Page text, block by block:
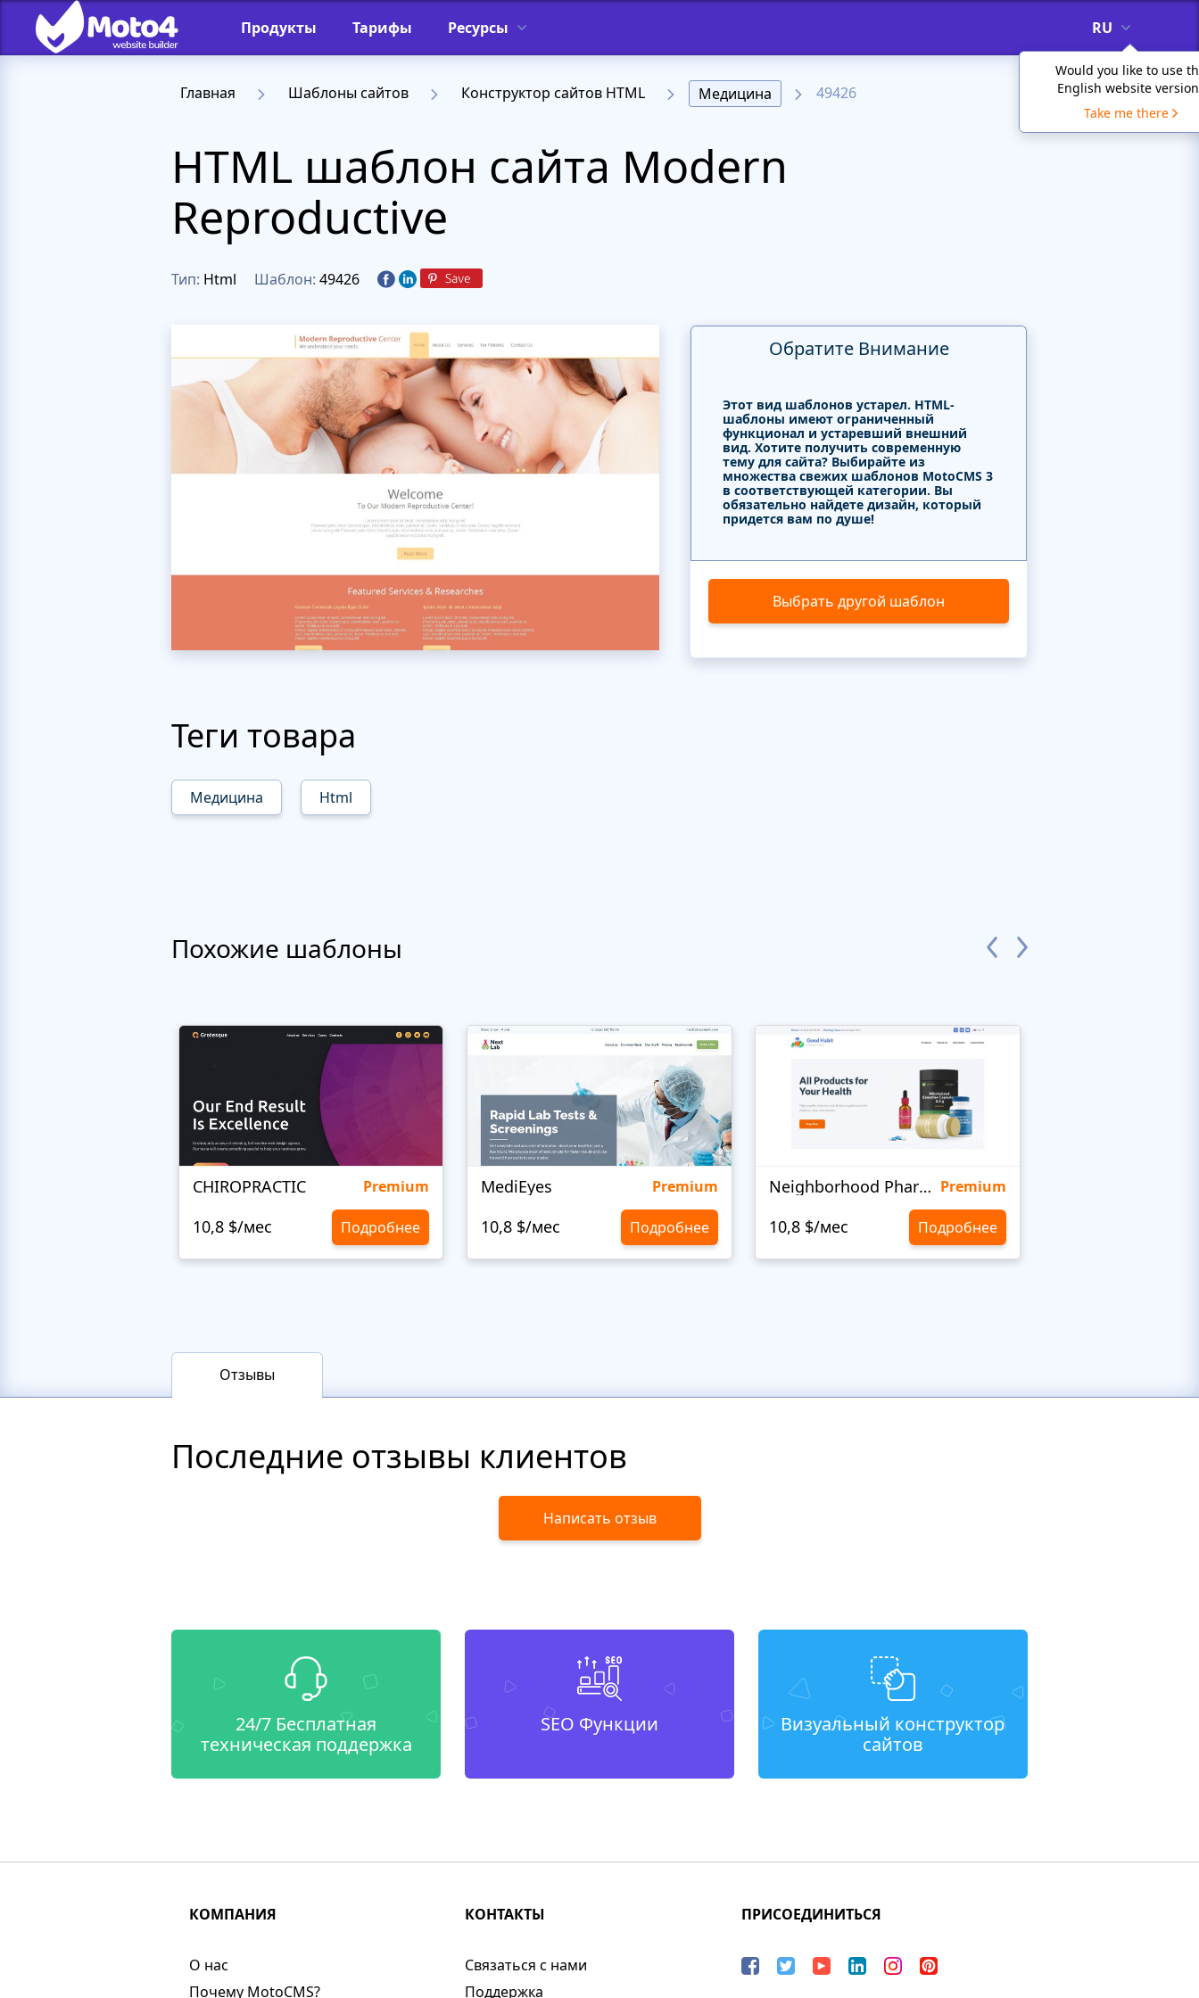
Продукты Тарифы Ресурсы RU
Would you like to use
English website
Take me there
Главная Шаблоны сайтов Конструктор сайтов HTML Медицина 49426
HTML шаблон сайта Modern
Reproductive
Тип: Html Шаблон: 49426
Теги товара
Медицина Html
Обратите Внимание
Этот вид шаблонов устарел. HTML-
шаблоны имеют ограниченный
функционал и устаревший внешний
вид. Хотите получить современную
тему для сайта? Выбирайте из
множества свежих шаблонов MotoCMS 3
в соответствующей категории. Вы
обязательно найдете дизайн, который
придется вам по душе!
Выбрать другой шаблон
Похожие шаблоны
CHIROPRACTIC Premium
10,8 $/мес Подробнее
MediEyes Premium
10,8 $/мес Подробнее
Neighborhood Pharmacy Premium
10,8 $/мес Подробнее
Отзывы
Последние отзывы клиентов
Написать отзыв
24/7 Бесплатная
техническая поддержка
SEO Функции
Визуальный конструктор
сайтов
КОМПАНИЯ
О нас​
Почему MotoCMS?
КОНТАКТЫ
Связаться с нами
Поддержка
ПРИСОЕДИНИТЬСЯ